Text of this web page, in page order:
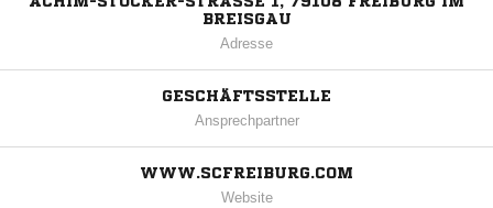
REISGAU
Adresse
GESCHÄFTSSTELLE
Ansprechpartner
WWW.SCFREIBURG.COM
Website